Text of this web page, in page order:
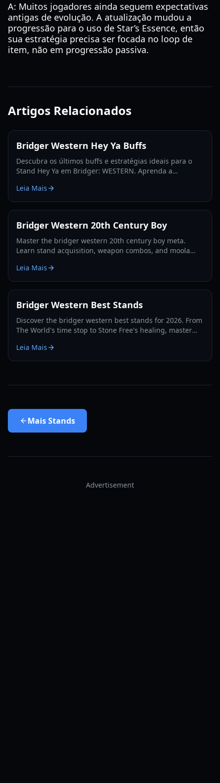
A: Muitos jogadores ainda seguem expectativas
antigas de evolução. A atualização mudou a
progressão para o uso de Star’s Essence, então
sua estratégia precisa ser focada no loop de
item, não em progressão passiva.
Artigos Relacionados
Bridger Western Hey Ya Buffs
Descubra os últimos buffs e estratégias ideais para o
Stand Hey Ya em Bridger: WESTERN. Aprenda a
Roblox.
Leia Mais
Bridger Western 20th Century Boy
Master the bridger western 20th century boy meta.
Learn stand acquisition, weapon combos, and moola
guide.
Leia Mais
Bridger Western Best Stands
Discover the bridger western best stands for 2026. From
The World's time stop to Stone Free's healing, master
Leia Mais
MaisStands
Advertisement